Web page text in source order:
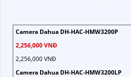
Camera Dahua DH-HAC-HMW3200P
2,256,000 VNĐ
2,256,000 VNĐ
Camera Dahua DH-HAC-HMW3200LP